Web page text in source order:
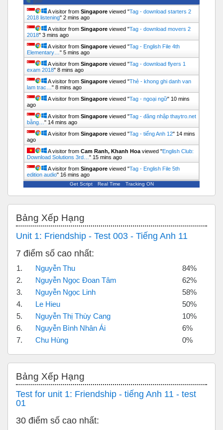
A visitor from Singapore viewed "Tag - download starters 2
2018 listening" 2 mins ago
A visitor from Singapore viewed "Tag - download movers 2
2018" 3 mins ago
A visitor from Singapore viewed "Tag - English File 4th
Elementary… " 5 mins ago
A visitor from Singapore viewed "Tag - download flyers 1
exam 2018" 8 mins ago
A visitor from Singapore viewed "Thẻ - khong ghi danh van
lam trac… " 8 mins ago
A visitor from Singapore viewed "Tag - ngoại ngữ" 10 mins
ago
A visitor from Singapore viewed "Tag - đăng nhập thaytro.net
bằng… " 14 mins ago
A visitor from Singapore viewed "Tag - tiếng Anh 12" 14 mins
ago
A visitor from Cam Ranh, Khanh Hoa viewed "English Club:
Download Solutions 3rd… " 15 mins ago
A visitor from Singapore viewed "Tag - English File 5th
edition audio" 16 mins ago
Get Script Real Time Tracking ON
Bảng Xếp Hạng
Unit 1: Friendship - Test 003 - Tiếng Anh 11
7 điểm số cao nhất:
1. Nguyễn Thu
84%
2.
Nguyễn Ngọc Đoan Tâm
62%
3.
Nguyễn Ngọc Linh
58%
4.
Le Hieu
50%
5.
Nguyễn Thị Thùy Cang
10%
6.
Nguyễn Bình Nhân Ái
6%
7.
Chu Hùng 0%
Bảng Xếp Hạng
Test for unit 1: Friendship - tiếng Anh 11 - test
01
30 điểm số cao nhất: